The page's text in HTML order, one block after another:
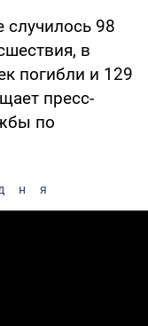
случилось 98
в
погибли и 129
пресс-
по